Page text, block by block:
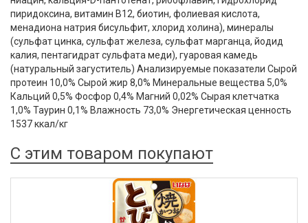
пиридоксина, витамин В12, биотин, фолиевая кислота,
менадиона натрия бисульфит, хлорид холина), минералы
(сульфат цинка, сульфат железа, сульфат марганца, йодид
калия, пентагидрат сульфата меди), гуаровая камедь
(натуральный загуститель) Анализируемые показатели Сырой
протеин 10,0% Сырой жир 8,0% Минеральные вещества 5,0%
Кальций 0,5% Фосфор 0,4% Магний 0,02% Сырая клетчатка
1,0% Таурин 0,1% Влажность 73,0% Энергетическая ценность
1537 ккал/кг
С этим товаром покупают